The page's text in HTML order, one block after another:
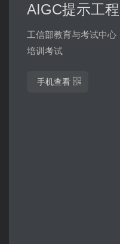
AIGC提示工
工信部教育与考试中心
培训考试
手机查看